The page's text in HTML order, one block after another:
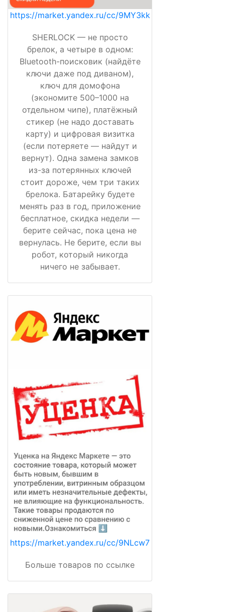
https://market.yandex.ru/cc/9MY3kk
SHERLOCK — не просто
брелок, а четыре в одном:
Bluetooth-поисковик (найдёте
ключи даже под диваном),
ключ для домофона
(экономите 500–1000 на
отдельном чипе), платёжный
стикер (не надо доставать
карту) и цифровая визитка
(если потеряете — найдут и
вернут). Одна замена замков
из-за потерянных ключей
стоит дороже, чем три таких
брелока. Батарейку будете
менять раз в год, приложение
бесплатное, скидка недели —
берите сейчас, пока цена не
вернулась. Не берите, если вы
робот, который никогда
ничего не забывает.
https://market.yandex.ru/cc/9NLcw7
Больше товаров по ссылке